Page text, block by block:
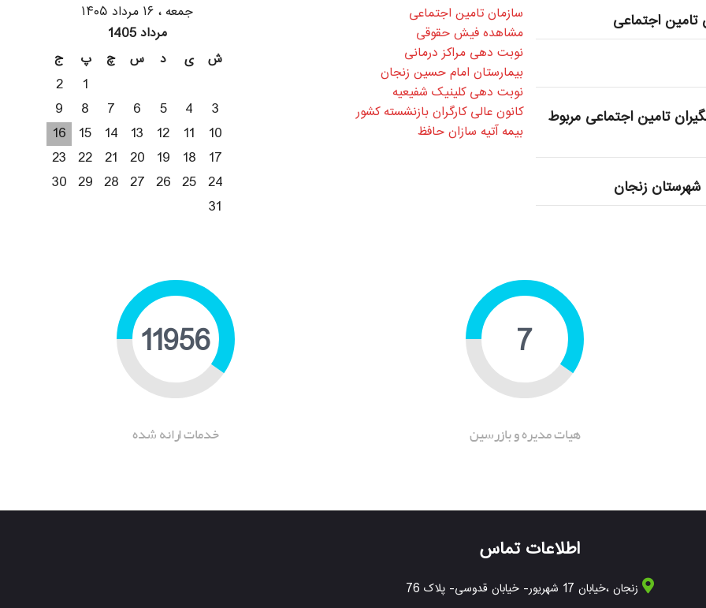
اجتماعی
تامین اجتماعی مربوط
زنجان
سازمان تامین اجتماعی
مشاهده فیش حقوقی
نوبت دهی مراکز درمانی
بیمارستان امام حسین زنجان
نوبت دهی کلینیک شفیعیه
کانون عالی کارگران بازنشسته کشور
بیمه آتیه سازان حافظ
جمعه ، ۱۶ مرداد ۱۴۰۵
مرداد 1405
ج
پ چ س د ی
ش
2
1
9
8 7 6 5 4
3
16
15 14 13 12 11
10
23 22 21 20 19 18
17
30 29 28 27 26 25 24
31
10
هیات مدیره و بازرسین
18277
خدمات ارانه شده
اطلاعات تماس
زنجان ،خیابان 17 شهریور- خیابان قدوسی- پلاک 76